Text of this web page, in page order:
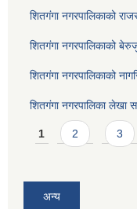
शितगंगा नगरपालिकाको
शितगंगा नगरपालिकाको
शितगंगा नगरपालिकाको
शितगंगा नगरपालिका लेखा
Pages
1 2 3
अन्य